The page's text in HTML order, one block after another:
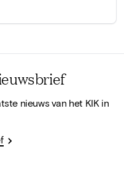
nieuws van het KIK in